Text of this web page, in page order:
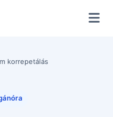
korrepetálás